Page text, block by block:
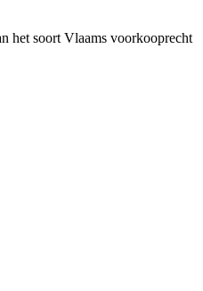
het soort Vlaams voorkooprecht